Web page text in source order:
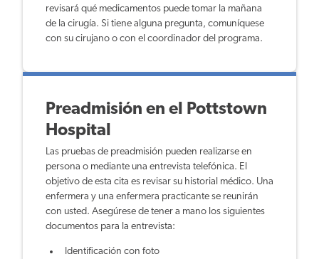
revisará qué medicamentos puede tomar la mañana
de la cirugía. Si tiene alguna pregunta, comuníquese
con su cirujano o con el coordinador del programa.
Preadmisión en el Pottstown
Hospital
Las pruebas de preadmisión pueden realizarse en
persona o mediante una entrevista telefónica. El
objetivo de esta cita es revisar su historial médico. Una
enfermera y una enfermera practicante se reunirán
con usted. Asegúrese de tener a mano los siguientes
documentos para la entrevista:
Identificación con foto